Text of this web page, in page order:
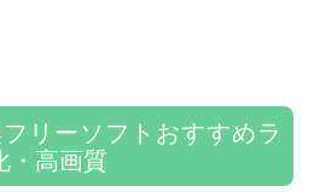
リーソフトおすすめラ
・高画質